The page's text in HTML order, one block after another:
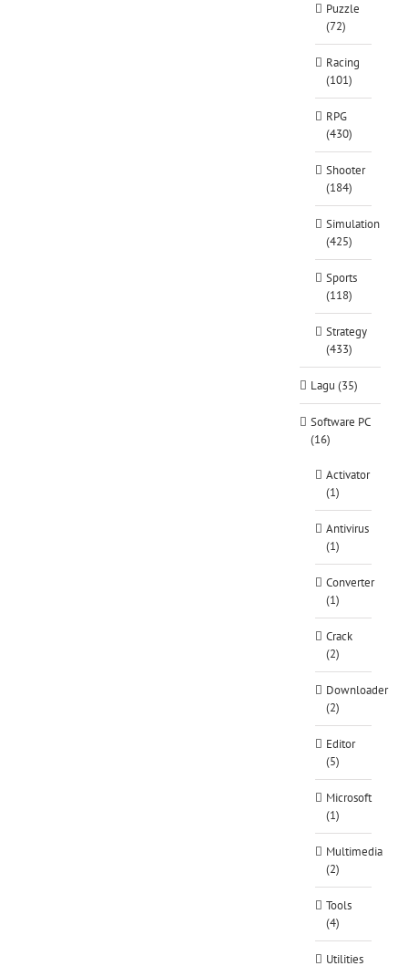
Puzzle
(72)
Racing
(101)
RPG
(430)
Shooter
(184)
Simulation
(425)
Sports
(118)
Strategy
(433)
Lagu (35)
Software PC
(16)
Activator
(1)
Antivirus
(1)
Converter
(1)
Crack
(2)
Downloader
(2)
Editor
(5)
Microsoft
(1)
Multimedia
(2)
Tools
(4)
Utilities